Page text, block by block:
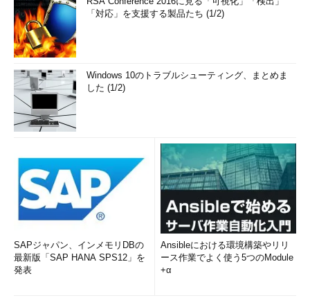
「対応」を支援する製品たち (1/2)
Windows 10のトラブルシューティング、まとめま
した (1/2)
SAPジャパン、インメモリDBの
最新版「SAP HANA SPS12」を
発表
Ansibleにおける環境構築やリリ
ース作業でよく使う5つのModule
+α